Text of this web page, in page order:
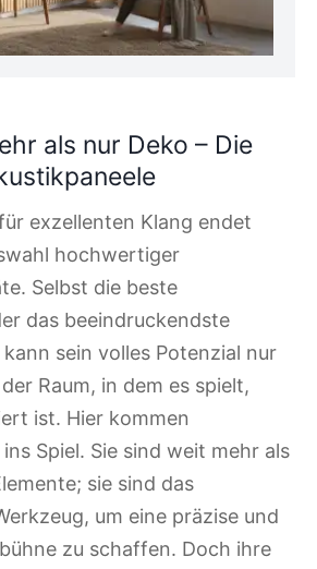
als nur Deko – Die
exzellenten Klang endet
hochwertiger
Selbst die beste
das beeindruckendste
sein volles Potenzial nur
Raum, in dem es spielt,
ist. Hier kommen
ins Spiel. Sie sind weit mehr als
sie sind das
um eine präzise und
zu schaffen. Doch ihre